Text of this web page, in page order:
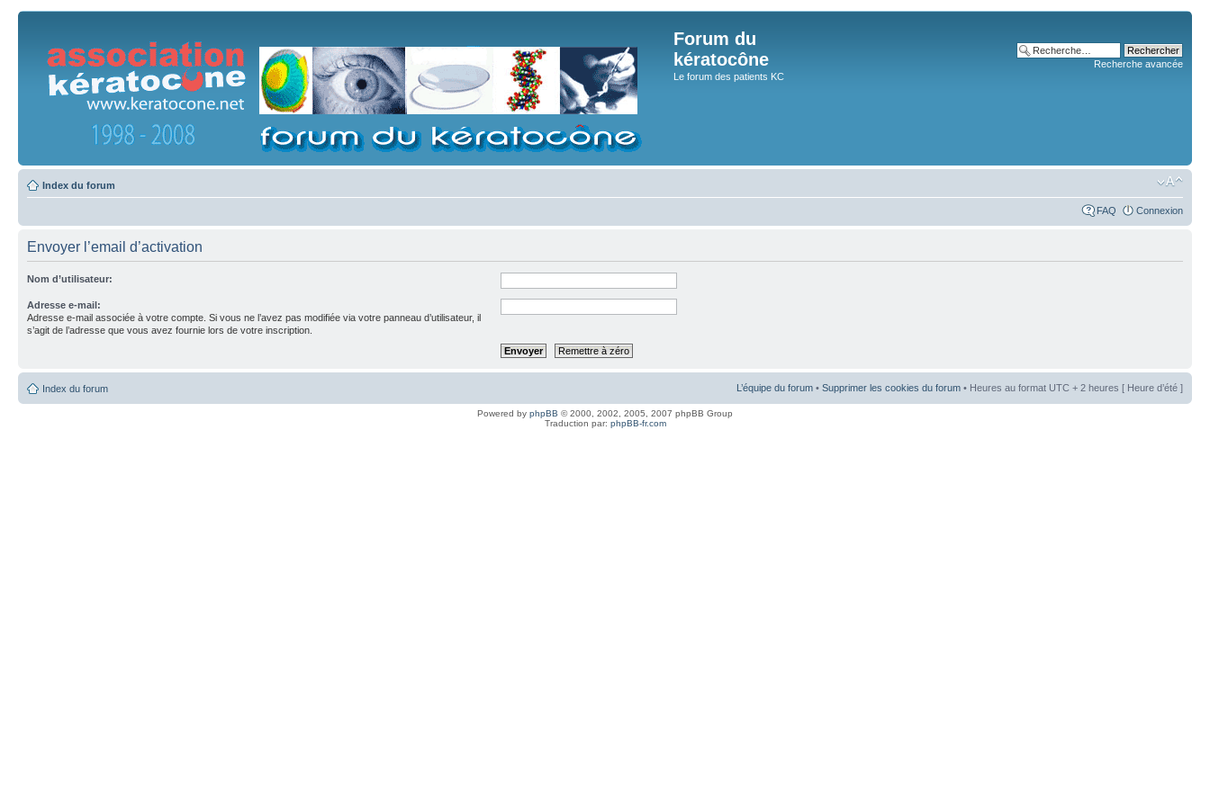
Forum du
kératocône
Le forum des patients KC
Recherche avancée
Index du forum
FAQ Connexion
Envoyer l’email d’activation
Nom d’utilisateur:
Adresse e-mail:
Adresse e-mail associée à votre compte. Si vous ne l’avez pas modifiée via votre panneau d’utilisateur, il
s’agit de l’adresse que vous avez fournie lors de votre inscription.
Index du forum L’équipe du forum • Supprimer les cookies du forum • Heures au format UTC + 2 heures [ Heure d’été ]
Powered by phpBB © 2000, 2002, 2005, 2007 phpBB Group
Traduction par: phpBB-fr.com